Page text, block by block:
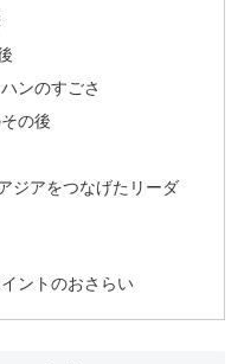
ンのすごさ
の後
ジアをつなげたリーダ
ントのおさらい